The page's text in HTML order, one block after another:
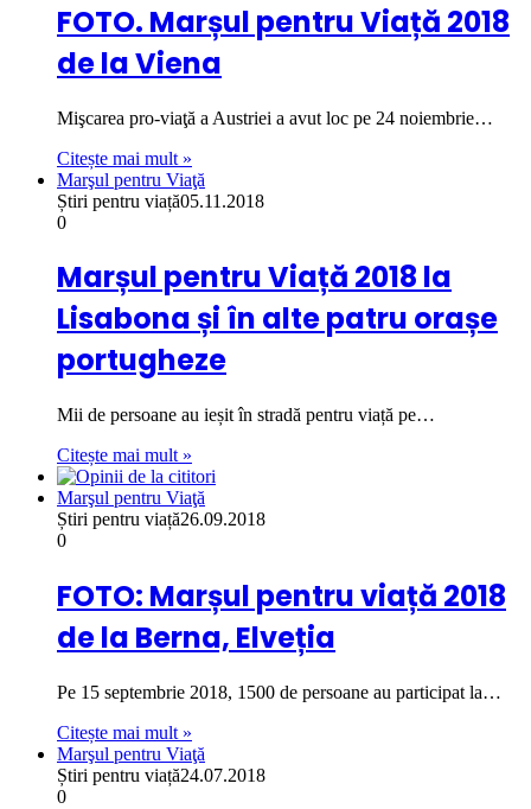
FOTO. Marșul pentru Viață 2018
de la Viena
Mişcarea pro-viaţă a Austriei a avut loc pe 24 noiembrie…
Citește mai mult »
Marşul pentru Viaţă
Știri pentru viață05.11.2018
0
Marșul pentru Viață 2018 la
Lisabona și în alte patru orașe
portugheze
Mii de persoane au ieșit în stradă pentru viață pe…
Citește mai mult »
Marşul pentru Viaţă
Știri pentru viață26.09.2018
0
FOTO: Marșul pentru viață 2018
de la Berna, Elveția
Pe 15 septembrie 2018, 1500 de persoane au participat la…
Citește mai mult »
Marşul pentru Viaţă
Știri pentru viață24.07.2018
0